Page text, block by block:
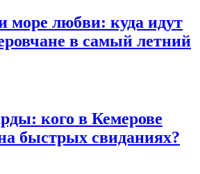
море любви: куда идут
в самый летний
кого в Кемерове
быстрых свиданиях?